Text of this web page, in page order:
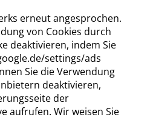
erneut angesprochen.
von Cookies durch
deaktivieren, indem Sie
settings/ads
Sie die Verwendung
deaktivieren,
der
aufrufen. Wir weisen Sie